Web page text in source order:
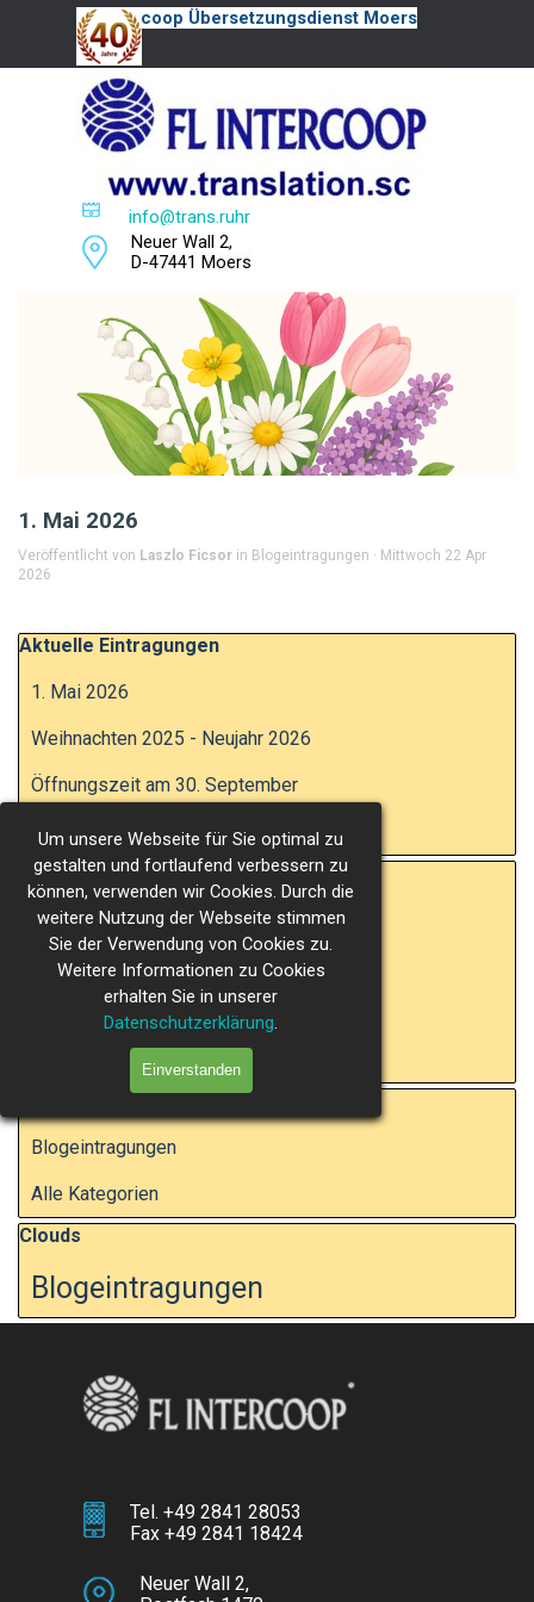
Um unsere Webseite für Sie optimal zu
gestalten und fortlaufend verbessern zu
können, verwenden wir Cookies. Durch die
weitere Nutzung der Webseite stimmen
Sie der Verwendung von Cookies zu.
Weitere Informationen zu Cookies
erhalten Sie in unserer
Datenschutzerklärung.
Einverstanden
Direkt zum Seiteninhalt
FL Intercoop Übersetzungsdienst Moers
Menü überspringen
Neuer Wall 2,
D-47441 Moers
+49 2841 28053
info@trans.ruhr
1. Mai 2026
Veröffentlicht von Laszlo Ficsor in Blogeintragungen · Mittwoch 22 Apr
2026
Block überspringen Aktuelle Eintragungen
Aktuelle Eintragungen
1. Mai 2026
Weihnachten 2025 - Neujahr 2026
Öffnungszeit am 30. September
Kirmes 2025
Block überspringen Eintragungen pro Monat
Eintragungen pro Monat
Apr 2026
Dez 2025
Sep 2025
Block überspringen Kategorien
Blogeintragungen
Alle Kategorien
Block überspringen Clouds
Clouds
Blogeintragungen
Neuer Wall 2,
Tel. +49 2841 28053
Fax +49 2841 18424
info@trans.ruhrbzw.